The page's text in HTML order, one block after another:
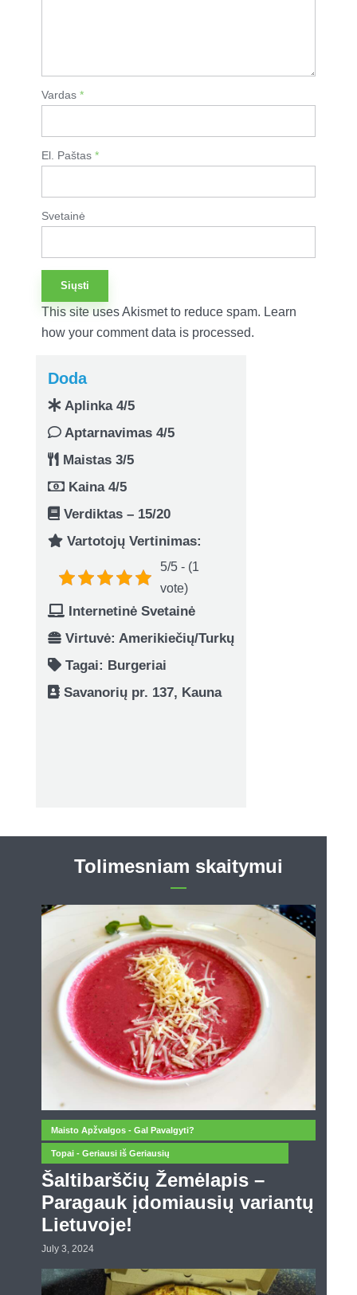
Vardas *
El. Paštas *
Svetainė
This site uses Akismet to reduce spam. Learn
how your comment data is processed.
Doda
Aplinka 4/5
Aptarnavimas 4/5
Maistas 3/5
Kaina 4/5
Verdiktas – 15/20
Vartotojų Vertinimas:
5/5 - (1
vote)
Internetinė Svetainė
Virtuvė: Amerikiečių/Turkų
Tagai: Burgeriai
Savanorių pr. 137, Kauna
Tolimesniam skaitymui
Maisto Apžvalgos - Gal Pavalgyti?
Topai - Geriausi iš Geriausių
Šaltibarščių Žemėlapis –
Paragauk įdomiausių variantų
Lietuvoje!
July 3, 2024